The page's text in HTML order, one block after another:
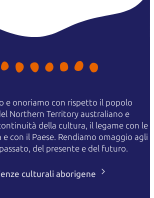
e onoriamo con rispetto il popolo
Northern Territory australiano e
della cultura, il legame con le
con il Paese. Rendiamo omaggio agli
del presente e del futuro.
culturali aborigene